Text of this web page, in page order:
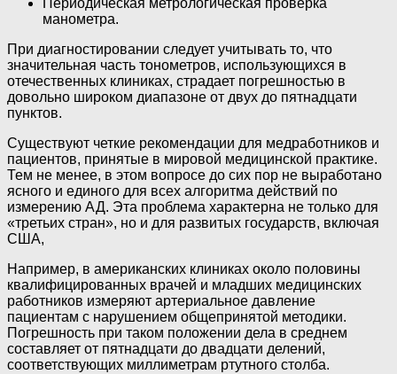
Периодическая метрологическая проверка
манометра.
При диагностировании следует учитывать то, что
значительная часть тонометров, использующихся в
отечественных клиниках, страдает погрешностью в
довольно широком диапазоне от двух до пятнадцати
пунктов.
Существуют четкие рекомендации для медработников и
пациентов, принятые в мировой медицинской практике.
Тем не менее, в этом вопросе до сих пор не выработано
ясного и единого для всех алгоритма действий по
измерению АД. Эта проблема характерна не только для
«третьих стран», но и для развитых государств, включая
США,
Например, в американских клиниках около половины
квалифицированных врачей и младших медицинских
работников измеряют артериальное давление
пациентам с нарушением общепринятой методики.
Погрешность при таком положении дела в среднем
составляет от пятнадцати до двадцати делений,
соответствующих миллиметрам ртутного столба.